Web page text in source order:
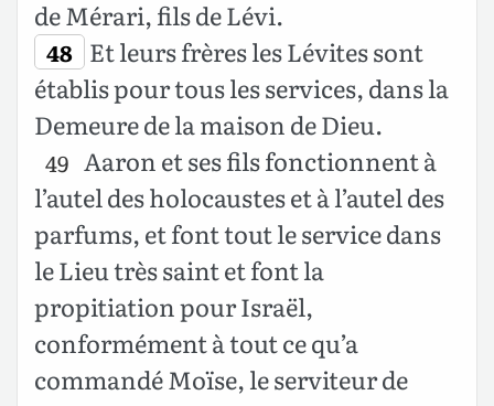
de Mérari, fils de Lévi.
48 Et leurs frères les Lévites sont
établis pour tous les services, dans la
Demeure de la maison de Dieu.
49 Aaron et ses fils fonctionnent à
l’autel des holocaustes et à l’autel des
parfums, et font tout le service dans
le Lieu très saint et font la
propitiation pour Israël,
conformément à tout ce qu’a
commandé Moïse, le serviteur de